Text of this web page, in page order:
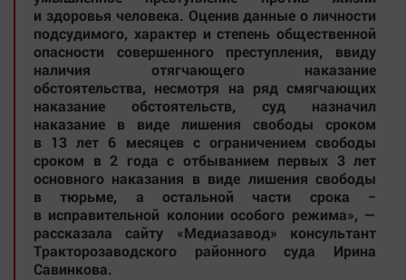
Медиаграмотность
Медицина
Новости компаний
Прогулки по городу Ч
Спецпроект
Статистика
Другие рубрики
Bookworms
English version
и здоровья человека. Оценив данные о личности
подсудимого, характер и степень общественной
опасности совершенного преступления, ввиду
наличия отягчающего наказание
обстоятельства, несмотря на ряд смягчающих
наказание обстоятельств, суд назначил
наказание в виде лишения свободы сроком
в 13 лет 6 месяцев с ограничением свободы
сроком в 2 года с отбыванием первых 3 лет
основного наказания в виде лишения свободы
в тюрьме, а остальной части срока −
в исправительной колонии особого режима», —
рассказала сайту «Медиазавод» консультант
Тракторозаводского районного суда Ирина
Савинкова.